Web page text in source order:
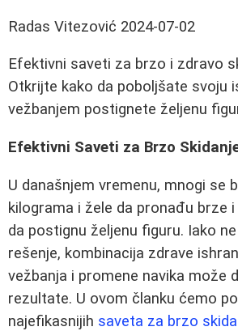
Radas Vitezović 2024-07-02
Efektivni saveti za brzo i zdravo
Otkrijte kako da poboljšate svoju
vežbanjem postignete željenu
Efektivni Saveti za Brzo
U današnjem vremenu, mnogi se
kilograma i žele da pronađu brze
da postignu željenu figuru. Iako
rešenje, kombinacija zdrave
vežbanja i promene navika može
rezultate. U ovom članku ćemo
najefikasnijih saveta za brzo